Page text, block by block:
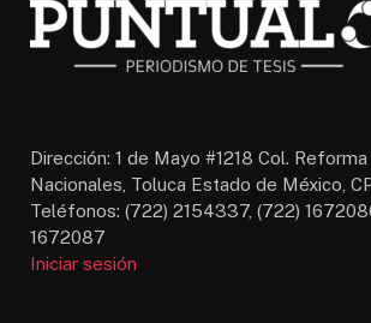
Dirección: 1 de Mayo #1218 Col.
Nacionales, Toluca Estado de México,
Teléfonos: (722) 2154337, (722)
1672087
Iniciar sesión